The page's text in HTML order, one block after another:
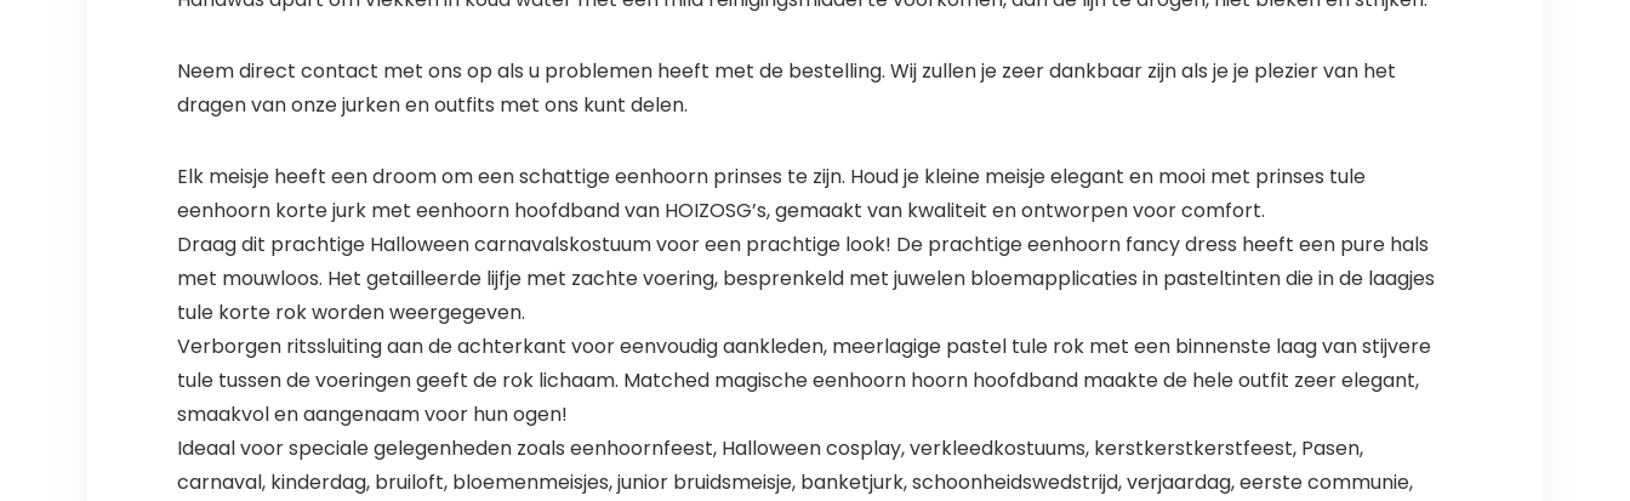
Neem direct contact met ons op als u problemen heeft met de bestelling. Wij zullen je zeer dankbaar zijn als je je plezier van het
dragen van onze jurken en outfits met ons kunt delen.
Elk meisje heeft een droom om een schattige eenhoorn prinses te zijn. Houd je kleine meisje elegant en mooi met prinses tule
eenhoorn korte jurk met eenhoorn hoofdband van HOIZOSG’s, gemaakt van kwaliteit en ontworpen voor comfort.
Draag dit prachtige Halloween carnavalskostuum voor een prachtige look! De prachtige eenhoorn fancy dress heeft een pure hals
met mouwloos. Het getailleerde lijfje met zachte voering, besprenkeld met juwelen bloemapplicaties in pasteltinten die in de laagjes
tule korte rok worden weergegeven.
Verborgen ritssluiting aan de achterkant voor eenvoudig aankleden, meerlagige pastel tule rok met een binnenste laag van stijvere
tule tussen de voeringen geeft de rok lichaam. Matched magische eenhoorn hoorn hoofdband maakte de hele outfit zeer elegant,
smaakvol en aangenaam voor hun ogen!
Ideaal voor speciale gelegenheden zoals eenhoornfeest, Halloween cosplay, verkleedkostuums, kerstkerstkerstfeest, Pasen,
carnaval, kinderdag, bruiloft, bloemenmeisjes, junior bruidsmeisje, banketjurk, schoonheidswedstrijd, verjaardag, eerste communie,